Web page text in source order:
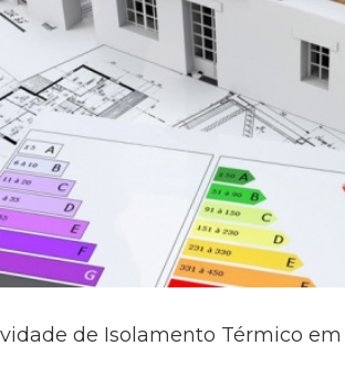
de Isolamento Térmico em